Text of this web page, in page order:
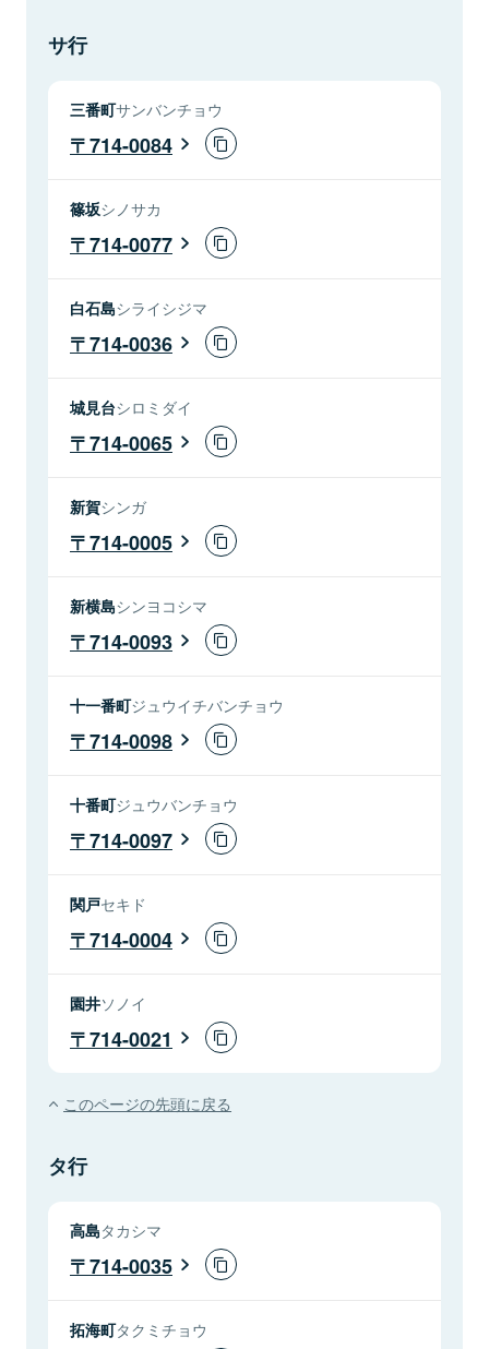
サ行
三番町サンバンチョウ
714-0084
篠坂シノサカ
714-0077
白石島シライシジマ
714-0036
城見台シロミダイ
714-0065
新賀シンガ
714-0005
新横島シンヨコシマ
714-0093
十一番町ジュウイチバンチョウ
714-0098
十番町ジュウバンチョウ
714-0097
関戸セキド
714-0004
園井ソノイ
714-0021
このページの先頭に戻る
タ行
高島タカシマ
714-0035
拓海町タクミチョウ